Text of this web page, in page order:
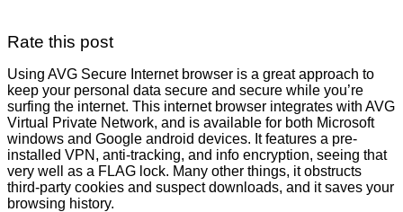
Rate this post
Using AVG Secure Internet browser is a great approach to
keep your personal data secure and secure while you’re
surfing the internet. This internet browser integrates with AVG
Virtual Private Network, and is available for both Microsoft
windows and Google android devices. It features a pre-
installed VPN, anti-tracking, and info encryption, seeing that
very well as a FLAG lock. Many other things, it obstructs
third-party cookies and suspect downloads, and it saves your
browsing history.